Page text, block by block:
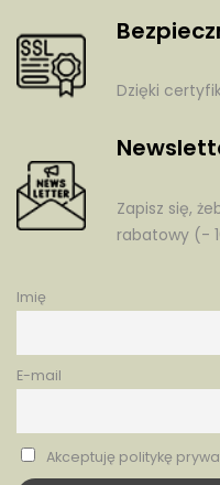
Dzięki
Zapisz się,
rabatowy (-
Imię
E-mail
Akceptuję politykę